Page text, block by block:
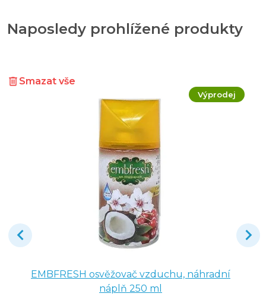
Naposledy prohlížené produkty
Smazat vše
Výprodej
EMBFRESH osvěžovač vzduchu, náhradní
náplň 250 ml